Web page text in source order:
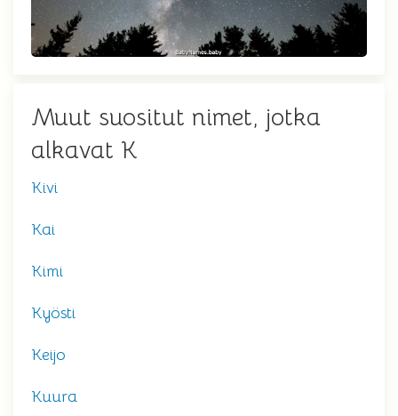
Muut suositut nimet, jotka
alkavat K
Kivi
Kai
Kimi
Kyösti
Keijo
Kuura